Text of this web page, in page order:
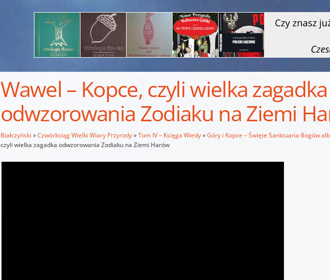
Wawel – Kopce, czyli wielka zagadka
odwzorowania Zodiaku na Ziemi
Białczyński »Czwórksiąg Wielki Wiary Przyrody»Tom IV – Księga Wiedy»Góry i Kopce – Święte Sanktuaria Bogów
czyli wielka zagadka odwzorowania Zodiaku na Ziemi Harów